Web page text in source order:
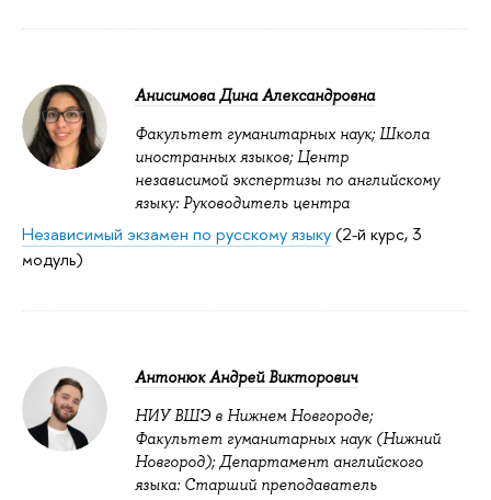
Анисимова Дина Александровна
Факультет гуманитарных наук; Школа
иностранных языков; Центр
независимой экспертизы по английскому
языку: Руководитель центра
Независимый экзамен по русскому языку(2-й курс, 3
модуль)
Антонюк Андрей Викторович
НИУ ВШЭ в Нижнем Новгороде;
Факультет гуманитарных наук (Нижний
Новгород); Департамент английского
языка: Старший преподаватель